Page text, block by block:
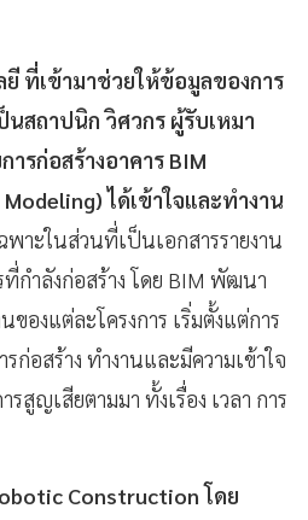
ยี ที่เข้ามาช่วยให้ข้อมูลของการ
นสถาปนิก วิศวกร ผู้รับเหมา
รก่อสร้างอาคาร BIM
ได้เข้าใจและทำงาน
พาะในส่วนที่เป็นเอกสารรายงาน
กำลังก่อสร้าง โดย BIM พัฒนา
ของแต่ละโครงการ เริ่มตั้งแต่การ
ก่อสร้าง ทำงานและมีความเข้าใจ
รสูญเสียตามมา ทั้งเรื่อง เวลา การ
Construction โดย